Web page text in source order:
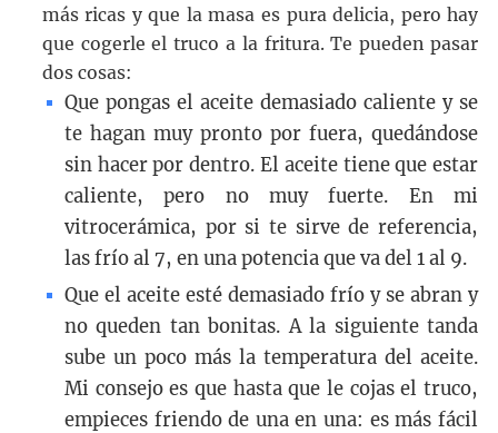
más ricas y que la masa es pura delicia, pero hay
que cogerle el truco a la fritura. Te pueden pasar
dos cosas:
Que pongas el aceite demasiado caliente y se
te hagan muy pronto por fuera, quedándose
sin hacer por dentro. El aceite tiene que estar
caliente, pero no muy fuerte. En mi
vitrocerámica, por si te sirve de referencia,
las frío al 7, en una potencia que va del 1 al 9.
Que el aceite esté demasiado frío y se abran y
no queden tan bonitas. A la siguiente tanda
sube un poco más la temperatura del aceite.
Mi consejo es que hasta que le cojas el truco,
empieces friendo de una en una: es más fácil